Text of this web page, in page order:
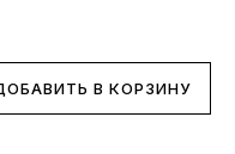
В КОРЗИНУ